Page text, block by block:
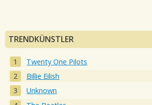
TRENDKÜNSTLER
Twenty One Pilots
Billie Eilish
Unknown